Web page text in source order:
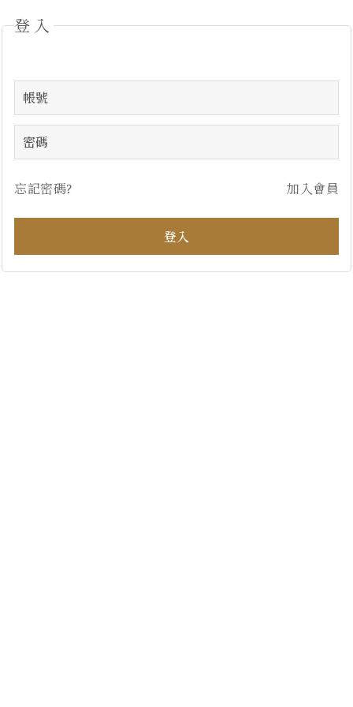
登入
忘記密碼? 加入會員